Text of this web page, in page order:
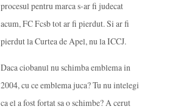
procesul pentru marca s-ar fi judecat
acum, FC Fcsb tot ar fi pierdut. Si ar fi
pierdut la Curtea de Apel, nu la ICCJ.
Daca ciobanul nu schimba emblema in
2004, cu ce emblema juca? Tu nu intelegi
ca el a fost fortat sa o schimbe? A cerut